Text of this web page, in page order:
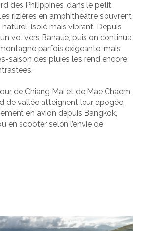
des Philippines, dans le petit
rizières en amphithéâtre s’ouvrent
isolé mais vibrant. Depuis
vol vers Banaue, puis on continue
parfois exigeante, mais
saison des pluies les rend encore
de Chiang Mai et de Mae Chaem,
de vallée atteignent leur apogée.
en avion depuis Bangkok,
en scooter selon l’envie de